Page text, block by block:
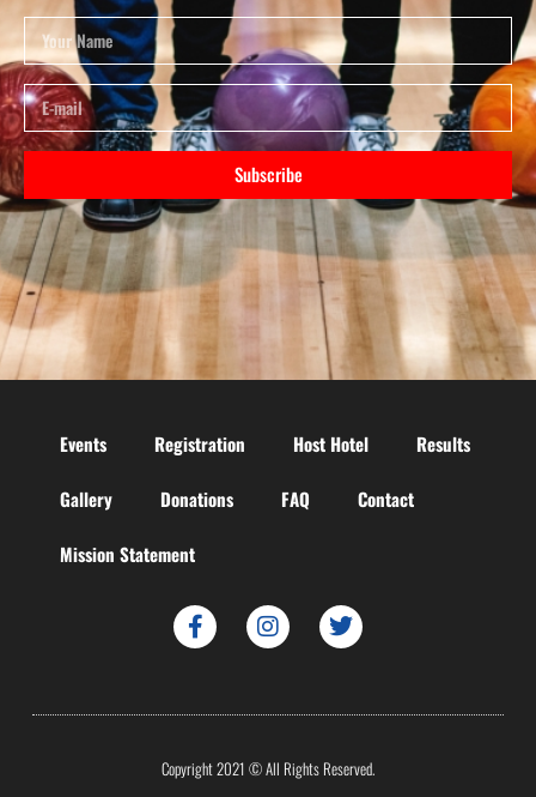
Subscribe
Events Registration Host Hotel Results
Gallery Donations FAQ Contact
Mission Statement
Copyright 2021 © All Rights Reserved.